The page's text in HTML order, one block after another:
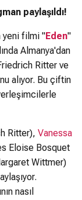
paylaşıldı!
yeni filmi "Eden"
Almanya'dan
Ritter ve
alıyor. Bu çiftin
Ritter), Vanessa
Eloise Bosquet
Wittmer)
nasıl